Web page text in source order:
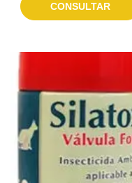
CONSULTAR